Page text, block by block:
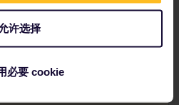
允许选择
必要 cookie
在布鲁塞尔换乘一次火车。需提前